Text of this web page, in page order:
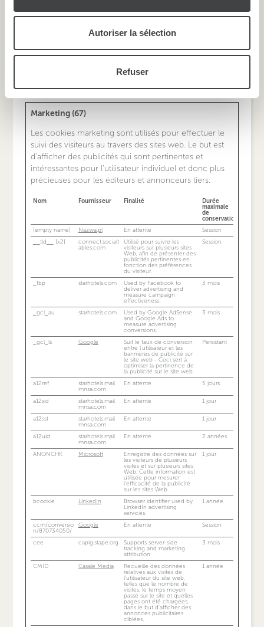
avec d'autres informations que vous leur avez fournies
Autoriser la sélection
Refuser
visitor-id Media.net
Ce cookie est utilisé pour
recueillir des informations
informations seront
enregistrées à fins d'analyse
4 mois
En attente
Marketing (67)
Les cookies marketing sont utilisés pour effectuer le
suivi des visiteurs au travers des sites web. Le but est
d'afficher des publicités qui sont pertinentes et
intéressantes pour l'utilisateur individuel et donc plus
précieuses pour les éditeurs et annonceurs tiers.
Nom Fournisseur Finalité
Durée
maximale
de
conservation
[empty name]
Nazwa.pl En attente
Session
__tld__ [x2]
connect.socialt
ables.com
Utilisé pour suivre les
visiteurs sur plusieurs sites
Web, afin de présenter des
publicités pertinentes en
fonction des préférences
du visiteur.
Session
_fbp starhotels.com
Used by Facebook to
deliver advertising and
measure campaign
effectiveness.
3 mois
_gcl_au starhotels.com
Used by Google AdSense
and Google Ads to
measure advertising
conversions.
3 mois
_gcl_ls Google
Suit le taux de conversion
entre l'utilisateur et les
bannières de publicité sur
le site web - Ceci sert à
optimiser la pertinence de
la publicité sur le site web.
Persistant
a12ref
starhotels.mail
mnsa.com
En attente 5 jours
a12sid
starhotels.mail
mnsa.com
En attente 1 jour
a12sst
starhotels.mail
mnsa.com
En attente 1 jour
a12uid
starhotels.mail
mnsa.com
En attente 2 années
ANONCHK Microsoft
Enregistre des données sur
les visiteurs de plusieurs
visites et sur plusieurs sites
Web. Cette information est
utilisée pour mesurer
l'efficacité de la publicité
sur les sites Web.
1 jour
bcookie LinkedIn
Browser identifier used by
LinkedIn advertising
services.
1 année
ccm/conversio
n/870734050/
Google En attente Session
cee capig.stape.org
Supports server-side
tracking and marketing
attribution.
3 mois
CMID Casale Media
Recueille des données
relatives aux visites de
l'utilisateur du site web,
telles que le nombre de
visites, le temps moyen
passé sur le site et quelles
pages ont été chargées,
dans le but d'afficher des
annonces publicitaires
ciblées.
1 année